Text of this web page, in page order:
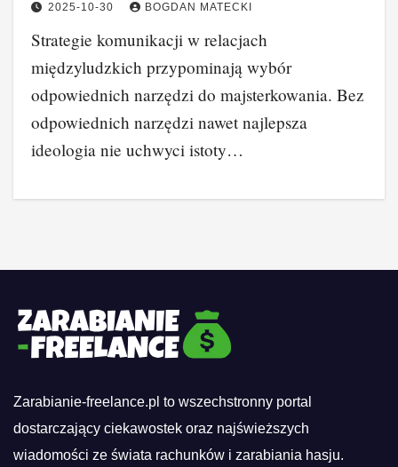
2025-10-30 BOGDAN MATECKI
Strategie komunikacji w relacjach
międzyludzkich przypominają wybór
odpowiednich narzędzi do majsterkowania. Bez
odpowiednich narzędzi nawet najlepsza
ideologia nie uchwyci istoty…
Zarabianie-freelance.pl to wszechstronny portal
dostarczający ciekawostek oraz najświeższych
wiadomości ze świata rachunków i zarabiania hasju.